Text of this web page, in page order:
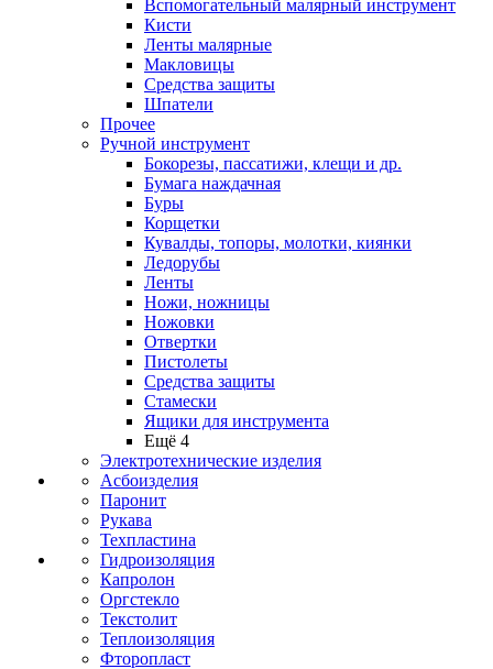
Вспомогательный малярный инструмент
Кисти
Ленты малярные
Макловицы
Средства защиты
Шпатели
Прочее
Ручной инструмент
Бокорезы, пассатижи, клещи и др.
Бумага наждачная
Буры
Корщетки
Кувалды, топоры, молотки, киянки
Ледорубы
Ленты
Ножи, ножницы
Ножовки
Отвертки
Пистолеты
Средства защиты
Стамески
Ящики для инструмента
Ещё 4
Электротехнические изделия
Асбоизделия
Паронит
Рукава
Техпластина
Гидроизоляция
Капролон
Оргстекло
Текстолит
Теплоизоляция
Фторопласт